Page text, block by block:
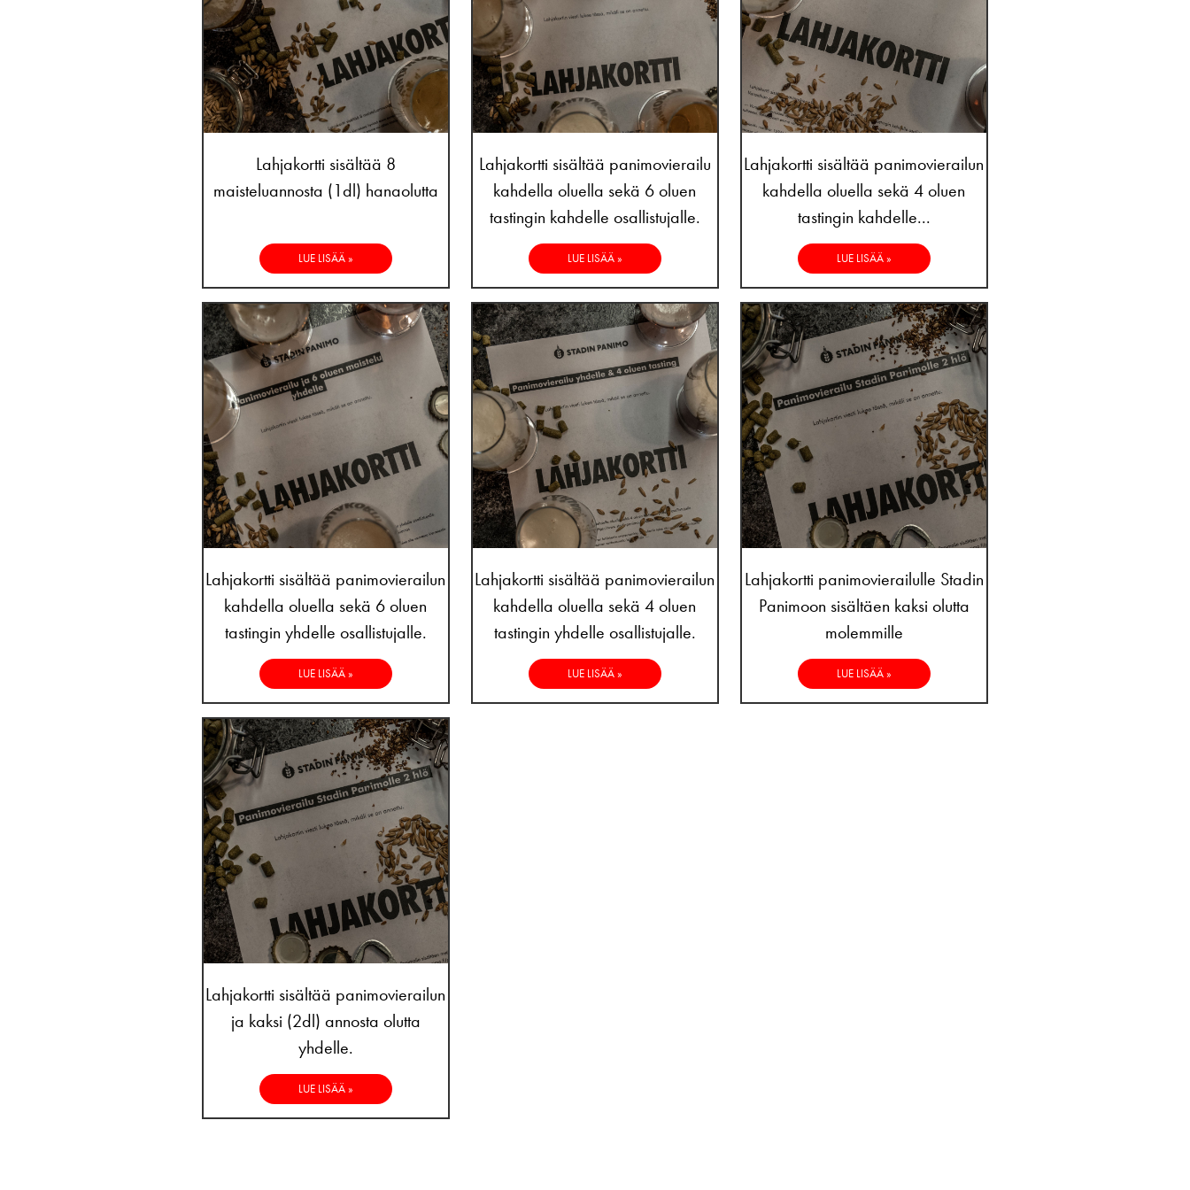
Lahjakortti sisältää 8
maisteluannosta (1dl) hanaolutta
Lahjakortti sisältää panimovierailu
kahdella oluella sekä 6 oluen
tastingin kahdelle osallistujalle.
Lahjakortti sisältää panimovierailun
kahdella oluella sekä 4 oluen
tastingin kahdelle...
Lahjakortti sisältää panimovierailun
kahdella oluella sekä 6 oluen
tastingin yhdelle osallistujalle.
Lahjakortti sisältää panimovierailun
kahdella oluella sekä 4 oluen
tastingin yhdelle osallistujalle.
Lahjakortti panimovierailulle Stadin
Panimoon sisältäen kaksi olutta
molemmille
Lahjakortti sisältää panimovierailun
ja kaksi (2dl) annosta olutta
yhdelle.